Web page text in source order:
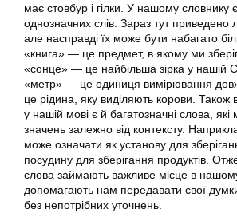
має стовбур і гілки. У нашому словнику
однозначних слів. Зараз тут приведено
але насправді їх може бути набагато
«книга» — це предмет, в якому ми
«сонце» — це найбільша зірка у нашій
«метр» — це одиниця вимірювання
це рідина, яку виділяють корови.
у нашій мові є й багатозначні слова, які
значень залежно від контексту.
може означати як установу для
посудину для зберігання продуктів.
слова займають важливе місце в
допомагають нам передавати свої думки
без непотрібних уточнень.